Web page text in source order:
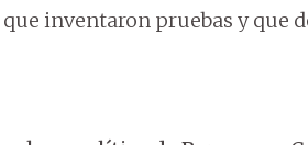
inventaron pruebas y que